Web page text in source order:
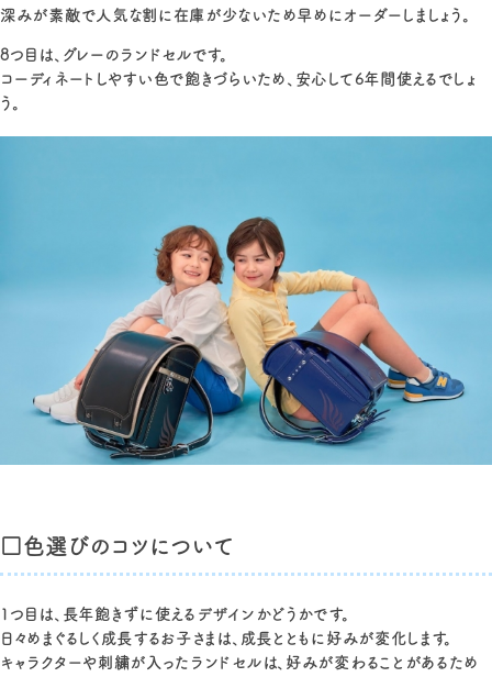
深みが素敵で人気な割に在庫が少ないため早めにオーダーしましょう。
8つ目は、グレーのランドセルです。
コーディネートしやすい色で飽きづらいため、安心して6年間使えるでしょ
う。
□色選びのコツについて
1つ目は、長年飽きずに使えるデザインかどうかです。
日々めまぐるしく成長するお子さまは、成長とともに好みが変化します。
キャラクターや刺繍が入ったランドセルは、好みが変わることがあるため